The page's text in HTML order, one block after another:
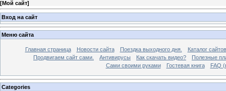
[Мой сайт]
Вход на сайт
Меню сайта
Главная страница Новости сайта Поездка выходного дня.
Каталог сайтов
Продвигаем сайт сами.
Антивирусы Как скачать видео?
Полезные
Сами своими руками
Гостевая книга FAQ
Categories